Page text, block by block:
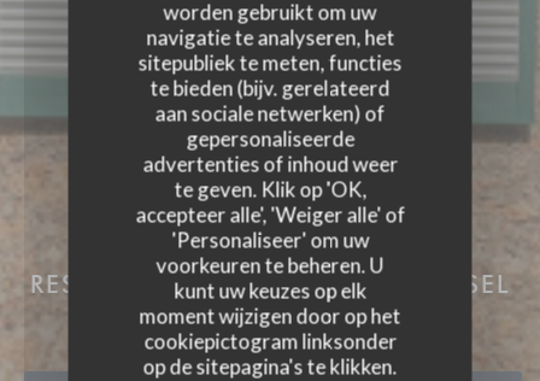
worden gebruikt om uw
navigatie te analyseren, het
sitepubliek te meten, functies
te bieden (bijv. gerelateerd
aan sociale netwerken) of
gepersonaliseerde
advertenties of inhoud weer
te geven. Klik op 'OK,
accepteer alle', 'Weiger alle' of
'Personaliseer' om uw
voorkeuren te beheren. U
kunt uw keuzes op elk
moment wijzigen door op het
cookiepictogram linksonder
op de sitepagina's te klikken.
AUBERGE DES 3
RESTAURANT EN KAMERS
CHOISEL
| VALLEE DE CHEVREUSE